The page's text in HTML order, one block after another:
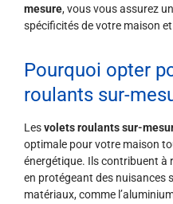
mesure, vous vous assurez
spécificités de votre maison
Pourquoi opter
roulants sur-
Lesvolets roulants sur-
optimale pour votre maison
énergétique. Ils contribuent à
en protégeant des nuisances
matériaux, comme